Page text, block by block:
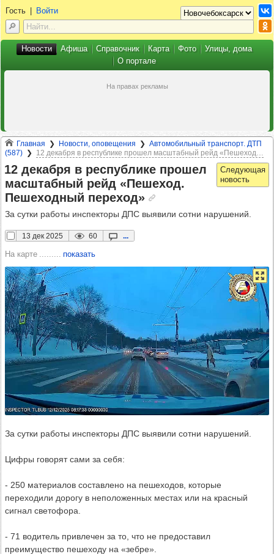
Главная Новости, оповещения
Автомобильный транспорт. ДТП
(587)
12 декабря в республике прошел масштабный рейд «Пешеход…
12 декабря в рес­пуб­лике про­шел
мас­штаб­ный рейд «Пеше­ход.
Пеше­ход­ный пере­ход»
За сутки работы инспекторы ДПС выявили сотни нарушений.
13 дек 2025 60 ...
На карте показать
За сутки работы инспекторы ДПС выявили сотни нарушений.
Цифры говорят сами за себя:
- 250 материалов составлено на пешеходов, которые
переходили дорогу в неположенных местах или на красный
сигнал светофора.
- 71 водитель привлечен за то, что не предоставил
преимущество пешеходу на «зебре».
Гость| Войти
Новости Афиша Справочник Карта Фото
Улицы, дома
О портале